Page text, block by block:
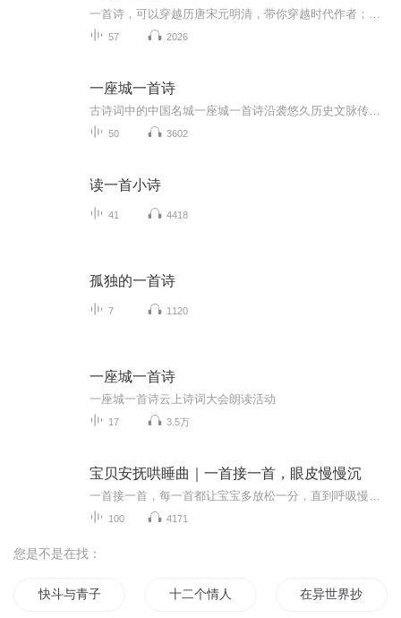
57 2026
一座城一首诗
50 3602
读一首小诗
41 4418
孤独的一首诗
7 1120
一座城一首诗
一座城一首诗云上诗词大会朗读活动
17 3.5万
宝贝安抚哄睡曲｜一首接一首，眼皮慢慢沉
100 4171
您是不是在找：
快斗与青子的情人节 十二个情人节 在异世界抄书的